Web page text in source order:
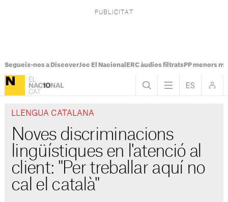
Segueix-nos a DiscoverJoc El Nacional ERC àudios filtratsPP menors
LLENGUA CATALANA
Noves discriminacions
lingüístiques en l'atenció al
client: "Per treballar aquí no
cal el català"